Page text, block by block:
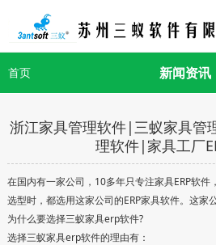
首页 新闻资讯
浙江家具管理软件|三蚁家具管
理软件|家具工厂
在国内有一家公司，10多年只专注家具ERP软件
选型时，都选用这家公司的ERP家具软件。这家
为什么要选择三蚁家具erp软件?
选择三蚁家具erp软件的理由有：